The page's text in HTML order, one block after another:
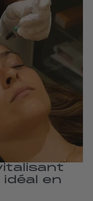
idéal en